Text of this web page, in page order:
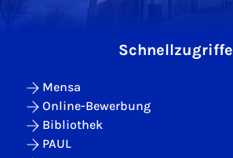
Schnellzugriffe
Mensa
Online-Bewerbung
Bibliothek
PAUL